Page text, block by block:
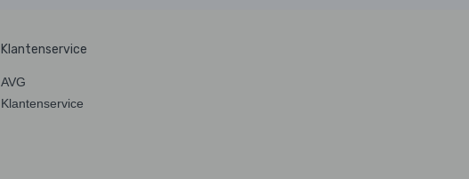
Klantenservice
AVG
Klantenservice